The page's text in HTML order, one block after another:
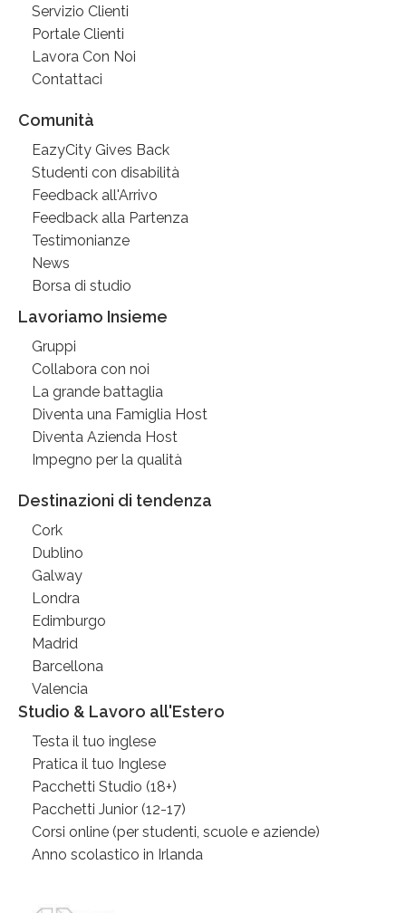
Servizio Clienti
Portale Clienti
Lavora Con Noi
Contattaci
Comunità
EazyCity Gives Back
Studenti con disabilità
Feedback all'Arrivo
Feedback alla Partenza
Testimonianze
News
Borsa di studio
Lavoriamo Insieme
Gruppi
Collabora con noi
La grande battaglia
Diventa una Famiglia Host
Diventa Azienda Host
Impegno per la qualità
Destinazioni di tendenza
Cork
Dublino
Galway
Londra
Edimburgo
Madrid
Barcellona
Valencia
Studio & Lavoro all'Estero
Testa il tuo inglese
Pratica il tuo Inglese
Pacchetti Studio (18+)
Pacchetti Junior (12-17)
Corsi online (per studenti, scuole e aziende)
Anno scolastico in Irlanda